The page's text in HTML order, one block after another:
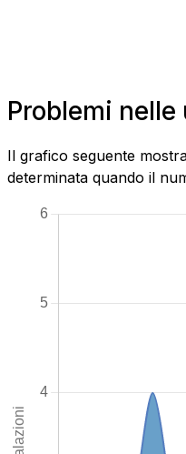
Problemi
Il grafico seguente
determinata quando il